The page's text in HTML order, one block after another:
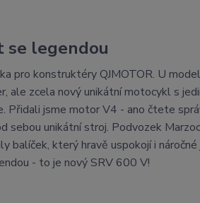
se legendou
pro konstruktéry QJMOTOR. U
ale zcela nový unikátní motocykl s
Přidali jsme motor V4 - ano čtete
unikátní stroj. Podvozek
který hravě uspokojí i
- to je nový SRV 600 V!